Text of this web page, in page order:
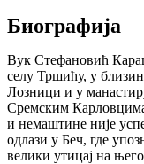
Биографија
Вук Стефановић
селу Тршићу, у
Лозници и у
Сремским Карловцима
и немаштине није
одлази у Беч, где
велики утицај на